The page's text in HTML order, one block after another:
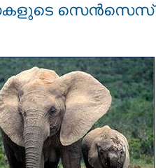
സെന്‍സെസ്